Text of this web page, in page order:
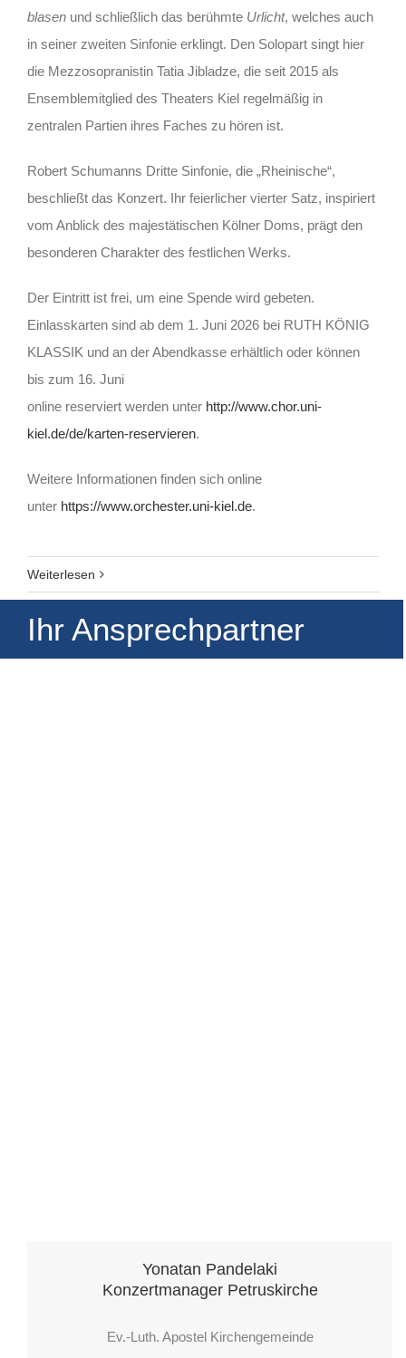
blasenund schließlich das berühmte Urlicht, welches auch
in seiner zweiten Sinfonie erklingt. Den Solopart singt hier
die Mezzosopranistin Tatia Jibladze, die seit 2015 als
Ensemblemitglied des Theaters Kiel regelmäßig in
zentralen Partien ihres Faches zu hören ist.
Robert Schumanns Dritte Sinfonie, die „Rheinische“,
beschließt das Konzert. Ihr feierlicher vierter Satz, inspiriert
vom Anblick des majestätischen Kölner Doms, prägt den
besonderen Charakter des festlichen Werks.
Der Eintritt ist frei, um eine Spende wird gebeten.
Einlasskarten sind ab dem 1. Juni 2026 bei RUTH KÖNIG
KLASSIK und an der Abendkasse erhältlich oder können
bis zum 16. Juni
online reserviert werden unter http://www.chor.uni-
kiel.de/de/karten-reservieren.
Weitere Informationen finden sich online
unter https://www.orchester.uni-kiel.de.
Weiterlesen
Ihr Ansprechpartner
Yonatan Pandelaki
Konzertmanager Petruskirche
Ev.-Luth. Apostel Kirchengemeinde